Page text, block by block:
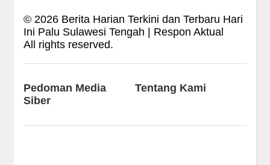
© 2026Berita Harian Terkini dan Terbaru Hari
Ini Palu Sulawesi Tengah | Respon Aktual
All rights reserved.
Pedoman Media
Siber
Tentang Kami